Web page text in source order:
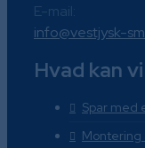
E-mail:
info@vestjysk-
Hvad kan
Spar med
Montering